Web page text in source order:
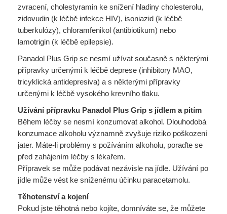
zvracení, cholestyramin ke snížení hladiny cholesterolu,
zidovudin (k léčbě infekce HIV), isoniazid (k léčbě
tuberkulózy), chloramfenikol (antibiotikum) nebo
lamotrigin (k léčbě epilepsie).
Panadol Plus Grip se nesmí užívat současně s některými
přípravky určenými k léčbě deprese (inhibitory MAO,
tricyklická antidepresiva) a s některými přípravky
určenými k léčbě vysokého krevního tlaku.
Užívání přípravku Panadol Plus Grip s jídlem a pitím
Během léčby se nesmí konzumovat alkohol. Dlouhodobá
konzumace alkoholu významně zvyšuje riziko poškození
jater. Máte-li problémy s požíváním alkoholu, poraďte se
před zahájením léčby s lékařem.
Přípravek se může podávat nezávisle na jídle. Užívání po
jídle může vést ke sníženému účinku paracetamolu.
Těhotenství a kojení
Pokud jste těhotná nebo kojíte, domníváte se, že můžete